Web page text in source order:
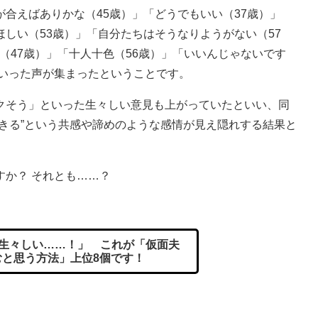
えばありかな（45歳）」「どうでもいい（37歳）」
い（53歳）」「自分たちはそうなりようがない（57
47歳）」「十人十色（56歳）」「いいんじゃないです
た声が集まったということです。
う」といった生々しい意見も上がっていたといい、同
る”という共感や諦めのような感情が見え隠れする結果と
か？ それとも……？
々しい……！」 これが「仮面夫
思う方法」上位8個です！